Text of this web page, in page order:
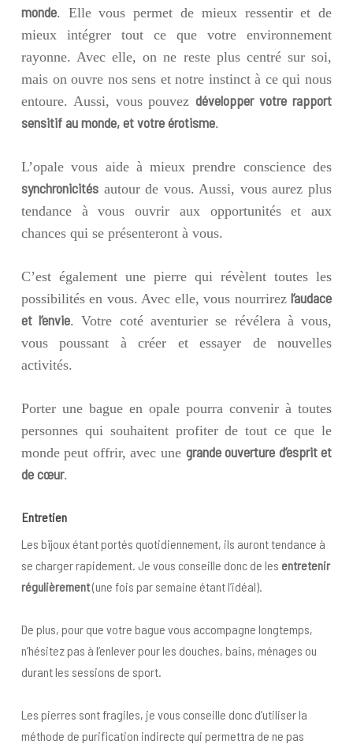
monde. Elle vous permet de mieux ressentir et de
mieux intégrer tout ce que votre environnement
rayonne. Avec elle, on ne reste plus centré sur soi,
mais on ouvre nos sens et notre instinct à ce qui nous
entoure. Aussi, vous pouvezdévelopper votre rapport
sensitif au monde, et votre érotisme.
L’opalevous aide àmieuxprendre conscience des
synchronicitésautour de vous. Aussi, vousaurez plus
tendance àvousouvrir aux opportunitéset aux
chances qui se présenteront à vous.
C’est également une pierre qui révèlent toutes les
possibilités en vous. Avec elle, vous nourrirez l’audace
et l’envie. Votre coté aventurier se révélera à vous,
vous poussant à créer et essayer de nouvelles
activités.
Porter une bague en opale pourra convenir à toutes
personnes qui souhaitent profiter de tout ce que le
monde peut offrir, avec une grande ouverture d’esprit et
de cœur.
Entretien
Les bijoux étant portés quotidiennement, ils auront tendance à
se charger rapidement. Je vous conseille donc de les entretenir
régulièrement(une fois par semaine étant l’idéal).
De plus, pour que votre bague vous accompagne longtemps,
n’hésitez pas à l’enlever pour les douches, bains, ménages ou
durant les sessions de sport.
Les pierres sont fragiles, je vous conseille donc d’utiliser la
méthode de purification indirecte qui permettra de ne pas